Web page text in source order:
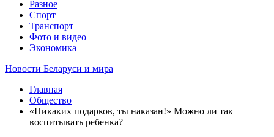
Разное
Спорт
Транспорт
Фото и видео
Экономика
Новости Беларуси и мира
Главная
Общество
«Никаких подарков, ты наказан!» Можно ли так
воспитывать ребенка?